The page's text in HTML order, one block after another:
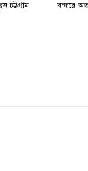
চট্টগ্রাম
বন্দরে